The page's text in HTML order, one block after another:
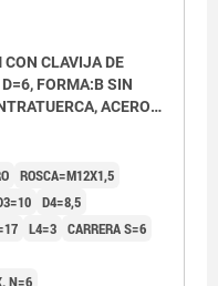
CON CLAVIJA DE
FORMA:B SIN
ACERO
RAL7021
ROSCA=M12X1,5
D4=8,5
L4=3 CARRERA S=6
N=6